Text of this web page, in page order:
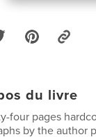
du livre
four pages
by the author